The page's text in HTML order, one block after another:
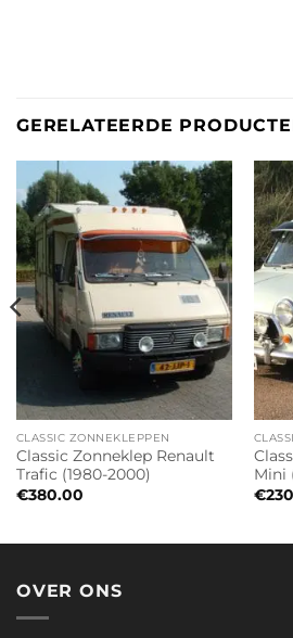
GERELATEERDE
CLASSIC ZONNEKLEPPEN
Classic Zonneklep Renault
Trafic (1980-2000)
€380.00
Mini
€
OVER ONS